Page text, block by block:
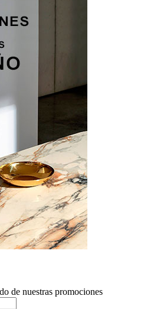
de nuestras promociones